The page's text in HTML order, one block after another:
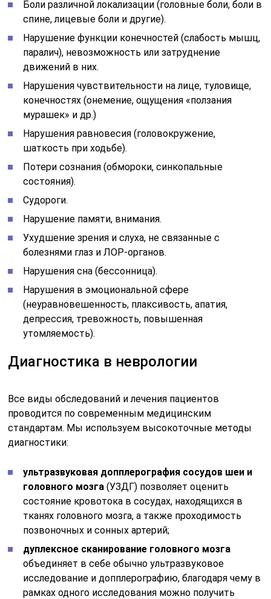
Боли различной локализации (головные боли, боли в
спине, лицевые боли и другие).
Нарушение функции конечностей (слабость мышц,
паралич), невозможность или затруднение
движений в них.
Нарушения чувствительности на лице, туловище,
конечностях (онемение, ощущения «ползания
мурашек» и др.)
Нарушения равновесия (головокружение,
шаткость при ходьбе).
Потери сознания (обмороки, синкопальные
состояния).
Судороги.
Нарушение памяти, внимания.
Ухудшение зрения и слуха, не связанные с
болезнями глаз и ЛОР-органов.
Нарушения сна (бессонница).
Нарушения в эмоциональной сфере
(неуравновешенность, плаксивость, апатия,
депрессия, тревожность, повышенная
утомляемость).
Диагностика в неврологии
Все виды обследований и лечения пациентов
проводится по современным медицинским
стандартам. Мы используем высокоточные методы
диагностики:
ультразвуковая допплерография сосудов шеи и
головного мозга (УЗДГ) позволяет оценить
состояние кровотока в сосудах, находящихся в
тканях головного мозга, а также проходимость
позвоночных и сонных артерий;
дуплексное сканирование головного мозга
объединяет в себе обычно ультразвуковое
исследование и допплерографию, благодаря чему в
рамках одного исследования можно получить